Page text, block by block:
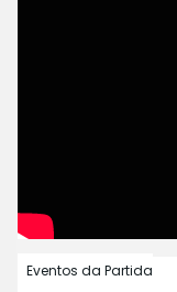
Eventos da Partida